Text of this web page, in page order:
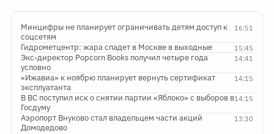
16:51
Минцифры не планирует ограничивать детям доступ к
соцсетям
15:45
Гидрометцентр: жара спадет в Москве в выходные
14:41
Экс-директор Popcorn Books получил четыре года
условно
14:15
«Ижавиа» к ноябрю планирует вернуть сертификат
эксплуатанта
14:15
В ВС поступил иск о снятии партии «Яблоко» с выборов в
Госдуму
13:30
Аэропорт Внуково стал владельцем части акций
Домодедово